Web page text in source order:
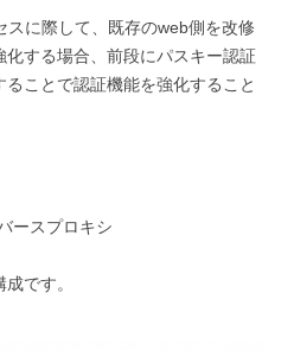
スに際して、既存のweb側を改修
する場合、前段にパスキー認証
ことで認証機能を強化すること
ースプロキシ
です。